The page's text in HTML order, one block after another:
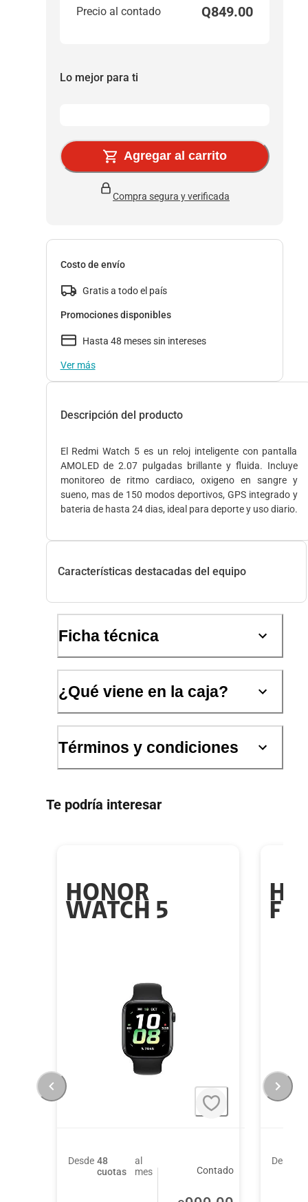
Precio al contado Q849.00
Lo mejor para ti
Agregar al carrito
Compra segura y verificada
Costo de envío
Gratis a todo el país
Promociones disponibles
Hasta 48 meses sin intereses
Ver más
Descripción del producto
El Redmi Watch 5 es un reloj inteligente con pantalla
AMOLED de 2.07 pulgadas brillante y fluida. Incluye
monitoreo de ritmo cardiaco, oxigeno en sangre y
sueno, mas de 150 modos deportivos, GPS integrado y
bateria de hasta 24 dias, ideal para deporte y uso diario.
Características destacadas del equipo
Ficha técnica
¿Qué viene en la caja?
Términos y condiciones
Te podría interesar
HONOR
WATCH 5
Desde 48
cuotas
al
mes
Contado
Fit
Desde